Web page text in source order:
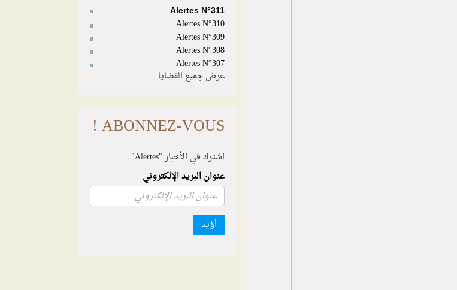
Alertes N°311
Alertes N°310
Alertes N°309
Alertes N°308
Alertes N°307
عرض جميع القضايا
ABONNEZ-VOUS !
اشترك في الأخبار "Alertes"
عنوان البريد الإلكتروني
أؤيد